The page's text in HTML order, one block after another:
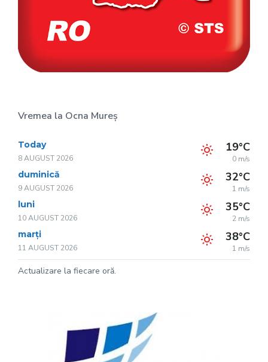
Vremea la Ocna Mureș
Today
8 AUGUST 2026
19°C
0 m/s
duminică
9 AUGUST 2026
32°C
1 m/s
luni
10 AUGUST 2026
35°C
2 m/s
marți
11 AUGUST 2026
38°C
1 m/s
Actualizare la fiecare oră.